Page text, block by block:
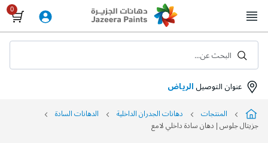
to
Content
عنوان التوصيلالرياض
البحث عن...
المنتجات دهانات الجدران الداخلية
الدهانات السادة
جزيتال جلوس | دهان سادة داخلي لامع